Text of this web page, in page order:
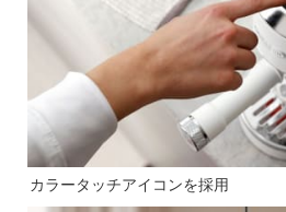
カラータッチアイコンを採用